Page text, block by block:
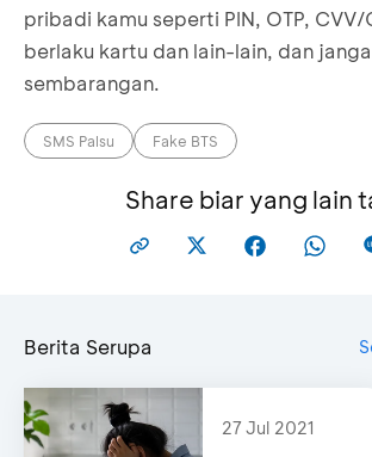
pribadi kamu seperti PIN, OTP, CVV/
berlaku kartu dan lain-lain, dan
sembarangan.
SMS Palsu Fake BTS
Share biar yang lain
Berita Serupa
27 Jul 2021